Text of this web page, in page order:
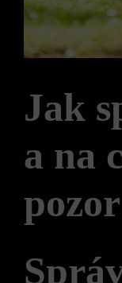
Jak
a na
pozor